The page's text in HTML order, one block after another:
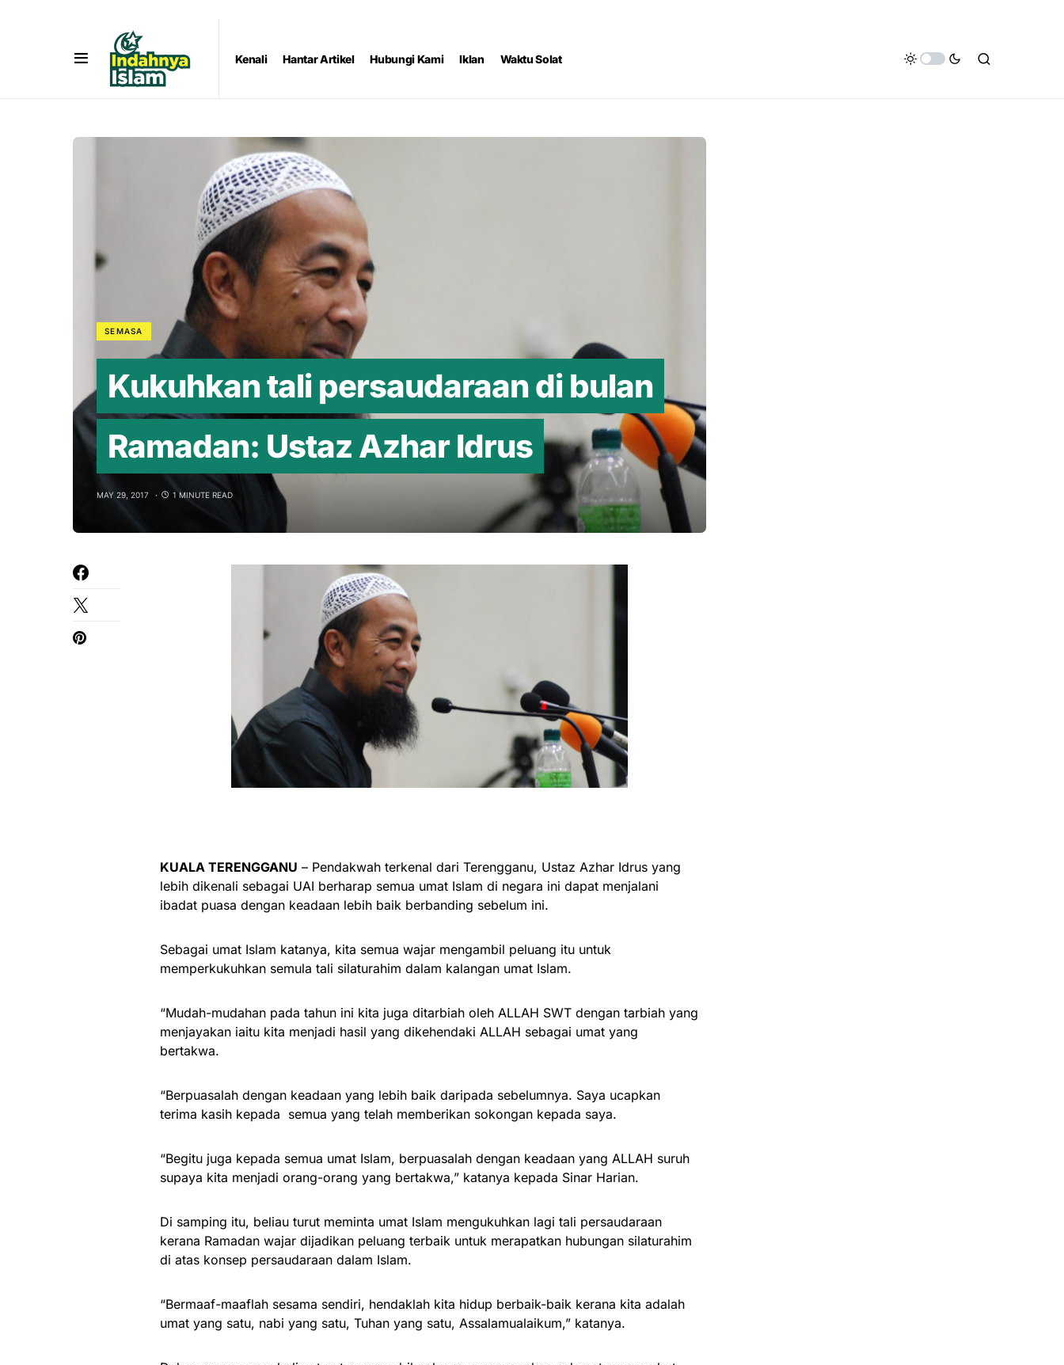
Kenali Hantar Artikel Hubungi Kami Iklan Waktu Solat
SEMASA
Kukuhkan tali persaudaraan di bulan
Ramadan: Ustaz Azhar Idrus
MAY 29, 2017 1 MINUTE READ
KUALA TERENGGANU – Pendakwah terkenal dari Terengganu, Ustaz Azhar Idrus yang
lebih dikenali sebagai UAI berharap semua umat Islam di negara ini dapat menjalani
ibadat puasa dengan keadaan lebih baik berbanding sebelum ini.
Sebagai umat Islam katanya, kita semua wajar mengambil peluang itu untuk
memperkukuhkan semula tali silaturahim dalam kalangan umat Islam.
“Mudah-mudahan pada tahun ini kita juga ditarbiah oleh ALLAH SWT dengan tarbiah yang
menjayakan iaitu kita menjadi hasil yang dikehendaki ALLAH sebagai umat yang
bertakwa.
“Berpuasalah dengan keadaan yang lebih baik daripada sebelumnya. Saya ucapkan
terima kasih kepada semua yang telah memberikan sokongan kepada saya.
“Begitu juga kepada semua umat Islam, berpuasalah dengan keadaan yang ALLAH suruh
supaya kita menjadi orang-orang yang bertakwa,” katanya kepada Sinar Harian.
Di samping itu, beliau turut meminta umat Islam mengukuhkan lagi tali persaudaraan
kerana Ramadan wajar dijadikan peluang terbaik untuk merapatkan hubungan silaturahim
di atas konsep persaudaraan dalam Islam.
“Bermaaf-maaflah sesama sendiri, hendaklah kita hidup berbaik-baik kerana kita adalah
umat yang satu, nabi yang satu, Tuhan yang satu, Assalamualaikum,” katanya.